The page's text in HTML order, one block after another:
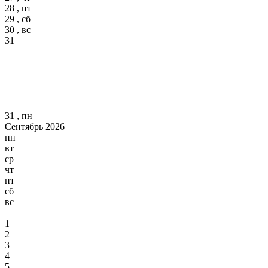
28 , пт
29 , сб
30 , вс
31
31 , пн
Сентябрь 2026
пн
вт
ср
чт
пт
сб
вс
1
2
3
4